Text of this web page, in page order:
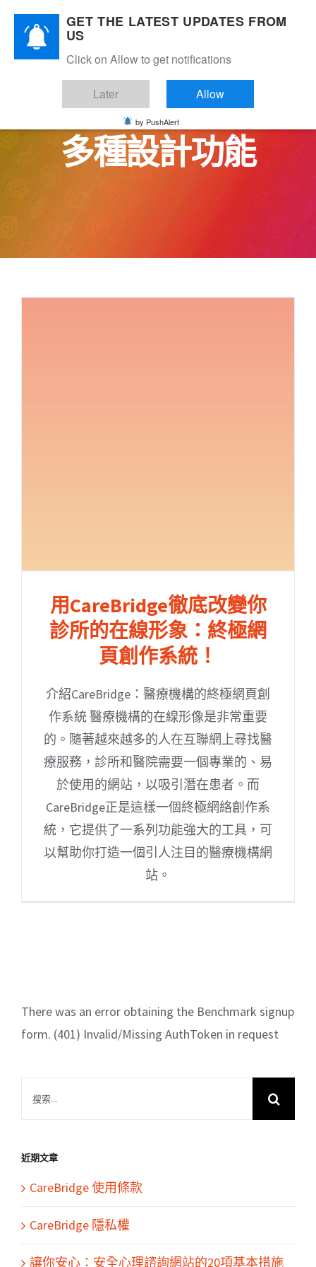
Skip
content
多種設計功能
用CareBridge徹底改變你
診所的在線形象：終極網
頁創作系統！
介紹CareBridge：醫療機構的終極網頁創
作系統 醫療機構的在線形像是非常重要
的。隨著越來越多的人在互聯網上尋找醫
療服務，診所和醫院需要一個專業的、易
於使用的網站，以吸引潛在患者。而
CareBridge正是這樣一個終極網絡創作系
統，它提供了一系列功能強大的工具，可
以幫助你打造一個引人注目的醫療機構網
站。
There was an error obtaining the Benchmark signup
form. (401) Invalid/Missing AuthToken in request
果：
近期文章
CareBridge 使用條款
CareBridge 隱私權
讓你安心：安全心理諮詢網站的20項基本措施
GET THE LATEST UPDATES FROM
US
Click on Allow to get notifications
Later Allow
by PushAlert